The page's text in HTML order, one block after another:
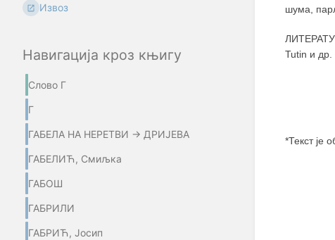
Извоз
Навигација кроз књигу
Слово Г
Г
ГАБЕЛА НА НЕРЕТВИ → ДРИЈЕВА
ГАБЕЛИЋ, Смиљка
ГАБОШ
ГАБРИЛИ
ГАБРИЋ, Јосип
шума,
Tutin и др.
*Текст је